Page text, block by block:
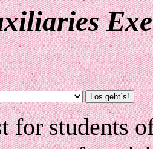
for students